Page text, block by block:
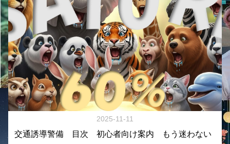
2025-11-11
交通誘導警備 目次 初心者向け案内 もう迷わない